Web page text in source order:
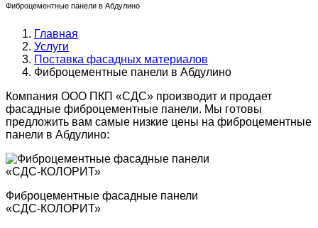
Фиброцементные панели в Абдулино
Главная
Услуги
Поставка фасадных материалов
Фиброцементные панели в Абдулино
Компания ООО ПКП «СДС» производит и продает
фасадные фиброцементные панели. Мы готовы
предложить вам самые низкие цены на фиброцементные
панели в Абдулино:
Фиброцементные фасадные панели
«СДС-КОЛОРИТ»